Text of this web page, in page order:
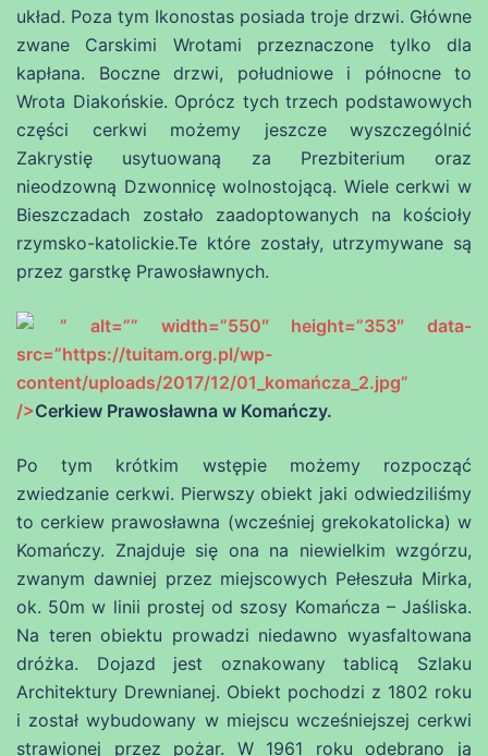
układ. Poza tym Ikonostas posiada troje drzwi. Główne
zwane Carskimi Wrotami przeznaczone tylko dla
kapłana. Boczne drzwi, południowe i północne to
Wrota Diakońskie. Oprócz tych trzech podstawowych
części cerkwi możemy jeszcze wyszczególnić
Zakrystię usytuowaną za Prezbiterium oraz
nieodzowną Dzwonnicę wolnostojącą. Wiele cerkwi w
Bieszczadach zostało zaadoptowanych na kościoły
rzymsko-katolickie.Te które zostały, utrzymywane są
przez garstkę Prawosławnych.
” alt=”” width=”550″ height=”353″ data-
src=”https://tuitam.org.pl/wp-
content/uploads/2017/12/01_komańcza_2.jpg”
/>Cerkiew Prawosławna w Komańczy.
Po tym krótkim wstępie możemy rozpocząć
zwiedzanie cerkwi. Pierwszy obiekt jaki odwiedziliśmy
to cerkiew prawosławna (wcześniej grekokatolicka) w
Komańczy. Znajduje się ona na niewielkim wzgórzu,
zwanym dawniej przez miejscowych Pełeszuła Mirka,
ok. 50m w linii prostej od szosy Komańcza – Jaśliska.
Na teren obiektu prowadzi niedawno wyasfaltowana
dróżka. Dojazd jest oznakowany tablicą Szlaku
Architektury Drewnianej. Obiekt pochodzi z 1802 roku
i został wybudowany w miejscu wcześniejszej cerkwi
strawionej przez pożar. W 1961 roku odebrano ją